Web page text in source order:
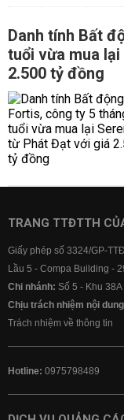
Danh tính Bất
tuổi vừa mua
2.500 tỷ đồng
TRANG TTĐTTH
Giấy phép số 3324/GP-
Lầu 5 - Compa Building -
Chi nhánh: Số 5 - Khu
Chịu trách nhiệm nội
Trách nhiệm về thông tin
Hotline: 0975798489